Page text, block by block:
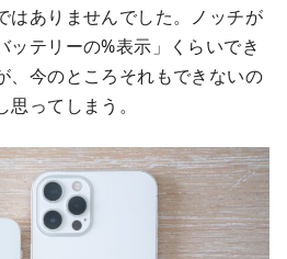
はありませんでした。ノッチが
ッテリーの%表示」くらいでき
、今のところそれもできないの
ってしまう。